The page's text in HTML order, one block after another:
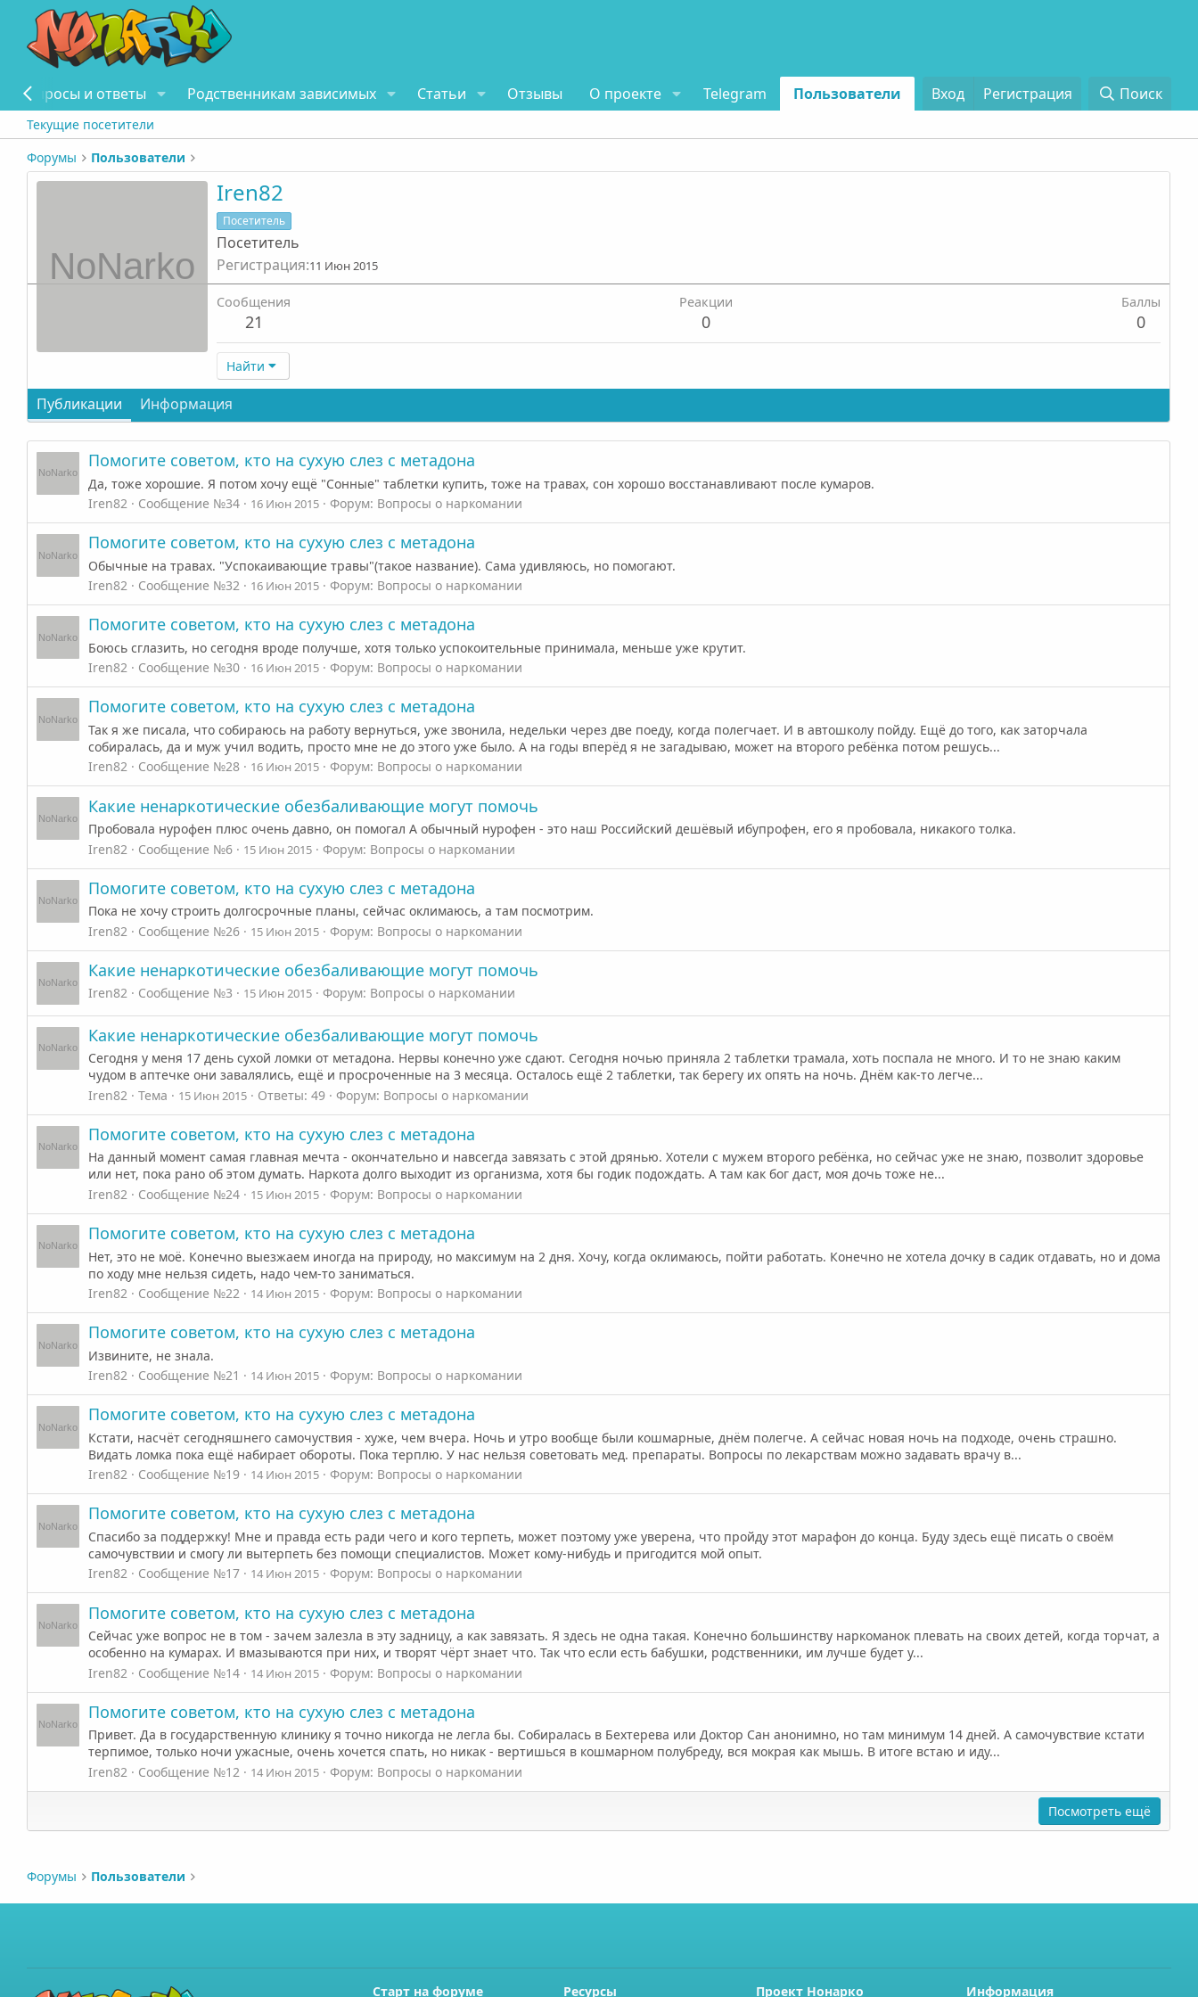
Вопросы и ответы Родственникам зависимых Статьи Отзывы О проекте Telegram Пользователи Вход Регистрация Поиск
Текущие посетители
Форумы
Пользователи
Iren82
Посетитель
Посетитель
Регистрация 11 Июн 2015
Сообщения
21
Реакции
0
Баллы
0
Найти
Публикации Информация
Помогите советом, кто на сухую слез с метадона
Да, тоже хорошие. Я потом хочу ещё "Сонные" таблетки купить, тоже на травах, сон хорошо восстанавливают после кумаров.
Iren82
Сообщение №34 16 Июн 2015 Форум: Вопросы о наркомании
Помогите советом, кто на сухую слез с метадона
Обычные на травах. "Успокаивающие травы"(такое название). Сама удивляюсь, но помогают.
Iren82
Сообщение №32 16 Июн 2015 Форум: Вопросы о наркомании
Помогите советом, кто на сухую слез с метадона
Боюсь сглазить, но сегодня вроде получше, хотя только успокоительные принимала, меньше уже крутит.
Iren82
Сообщение №30 16 Июн 2015 Форум: Вопросы о наркомании
Помогите советом, кто на сухую слез с метадона
Так я же писала, что собираюсь на работу вернуться, уже звонила, недельки через две поеду, когда полегчает. И в автошколу пойду. Ещё до того, как заторчала
собиралась, да и муж учил водить, просто мне не до этого уже было. А на годы вперёд я не загадываю, может на второго ребёнка потом решусь...
Iren82
Сообщение №28 16 Июн 2015 Форум: Вопросы о наркомании
Какие ненаркотические обезбаливающие могут помочь
Пробовала нурофен плюс очень давно, он помогал А обычный нурофен - это наш Российский дешёвый ибупрофен, его я пробовала, никакого толка.
Iren82
Сообщение №6 15 Июн 2015 Форум: Вопросы о наркомании
Помогите советом, кто на сухую слез с метадона
Пока не хочу строить долгосрочные планы, сейчас оклимаюсь, а там посмотрим.
Iren82
Сообщение №26 15 Июн 2015 Форум: Вопросы о наркомании
Какие ненаркотические обезбаливающие могут помочь
Iren82 Сообщение №3 15 Июн 2015 Форум: Вопросы о наркомании
Какие ненаркотические обезбаливающие могут помочь
Сегодня у меня 17 день сухой ломки от метадона. Нервы конечно уже сдают. Сегодня ночью приняла 2 таблетки трамала, хоть поспала не много. И то не знаю каким
чудом в аптечке они завалялись, ещё и просроченные на 3 месяца. Осталось ещё 2 таблетки, так берегу их опять на ночь. Днём как-то легче...
Iren82
Тема 15 Июн 2015 Ответы: 49 Форум: Вопросы о наркомании
Помогите советом, кто на сухую слез с метадона
На данный момент самая главная мечта - окончательно и навсегда завязать с этой дрянью. Хотели с мужем второго ребёнка, но сейчас уже не знаю, позволит здоровье
или нет, пока рано об этом думать. Наркота долго выходит из организма, хотя бы годик подождать. А там как бог даст, моя дочь тоже не...
Iren82
Сообщение №24 15 Июн 2015 Форум: Вопросы о наркомании
Помогите советом, кто на сухую слез с метадона
Нет, это не моё. Конечно выезжаем иногда на природу, но максимум на 2 дня. Хочу, когда оклимаюсь, пойти работать. Конечно не хотела дочку в садик отдавать, но и дома
по ходу мне нельзя сидеть, надо чем-то заниматься.
Iren82
Сообщение №22 14 Июн 2015 Форум: Вопросы о наркомании
Помогите советом, кто на сухую слез с метадона
Извините, не знала.
Iren82
Сообщение №21 14 Июн 2015 Форум: Вопросы о наркомании
Помогите советом, кто на сухую слез с метадона
Кстати, насчёт сегодняшнего самочуствия - хуже, чем вчера. Ночь и утро вообще были кошмарные, днём полегче. А сейчас новая ночь на подходе, очень страшно.
Видать ломка пока ещё набирает обороты. Пока терплю. У нас нельзя советовать мед. препараты. Вопросы по лекарствам можно задавать врачу в...
Iren82
Сообщение №19 14 Июн 2015 Форум: Вопросы о наркомании
Помогите советом, кто на сухую слез с метадона
Спасибо за поддержку! Мне и правда есть ради чего и кого терпеть, может поэтому уже уверена, что пройду этот марафон до конца. Буду здесь ещё писать о своём
самочувствии и смогу ли вытерпеть без помощи специалистов. Может кому-нибудь и пригодится мой опыт.
Iren82
Сообщение №17 14 Июн 2015 Форум: Вопросы о наркомании
Помогите советом, кто на сухую слез с метадона
Сейчас уже вопрос не в том - зачем залезла в эту задницу, а как завязать. Я здесь не одна такая. Конечно большинству наркоманок плевать на своих детей, когда торчат, а
особенно на кумарах. И вмазываются при них, и творят чёрт знает что. Так что если есть бабушки, родственники, им лучше будет у...
Iren82
Сообщение №14 14 Июн 2015 Форум: Вопросы о наркомании
Помогите советом, кто на сухую слез с метадона
Привет. Да в государственную клинику я точно никогда не легла бы. Собиралась в Бехтерева или Доктор Сан анонимно, но там минимум 14 дней. А самочувствие кстати
терпимое, только ночи ужасные, очень хочется спать, но никак - вертишься в кошмарном полубреду, вся мокрая как мышь. В итоге встаю и иду...
Iren82
Сообщение №12 14 Июн 2015 Форум: Вопросы о наркомании
Посмотреть ещё
Форумы Пользователи
Старт на форуме Ресурсы Проект Нонарко Информация